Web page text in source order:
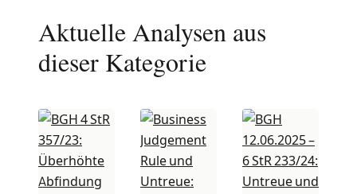
Aktuelle Analysen aus
dieser Kategorie